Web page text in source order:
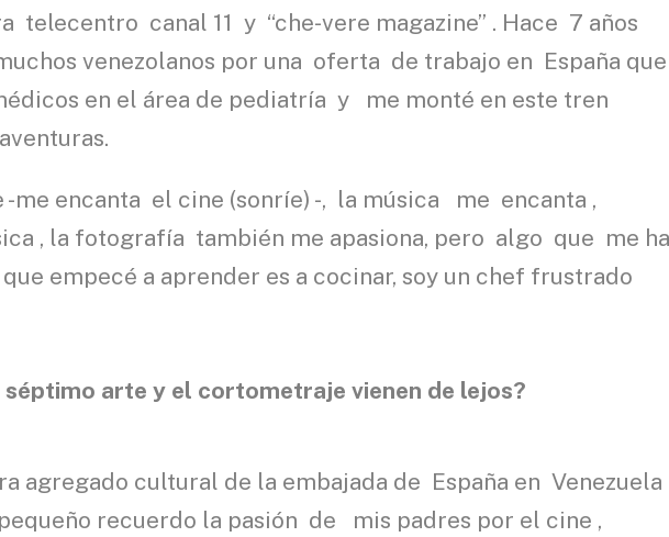
telecentro canal 11 y “che-vere magazine” . Hace 7 años
venezolanos por una oferta de trabajo en España que
en el área de pediatría y me monté en este tren
-me encanta el cine (sonríe) -, la música me encanta ,
, la fotografía también me apasiona, pero algo que me
empecé a aprender es a cocinar, soy un chef frustrado
séptimo arte y el cortometraje vienen de lejos?
agregado cultural de la embajada de España en
recuerdo la pasión de mis padres por el cine ,